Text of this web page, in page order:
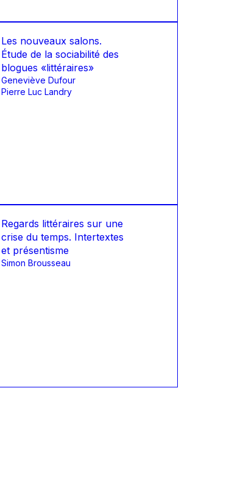
Les nouveaux salons.
Étude de la sociabilité des
blogues «littéraires»
Geneviève Dufour
Pierre Luc Landry
Regards littéraires sur une
crise du temps. Intertextes
et présentisme
Simon Brousseau